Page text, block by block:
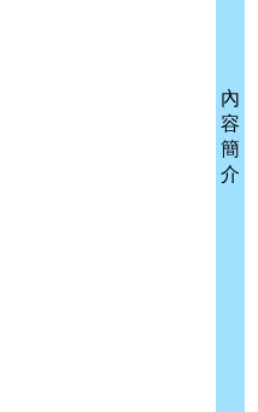
內
容
簡
介